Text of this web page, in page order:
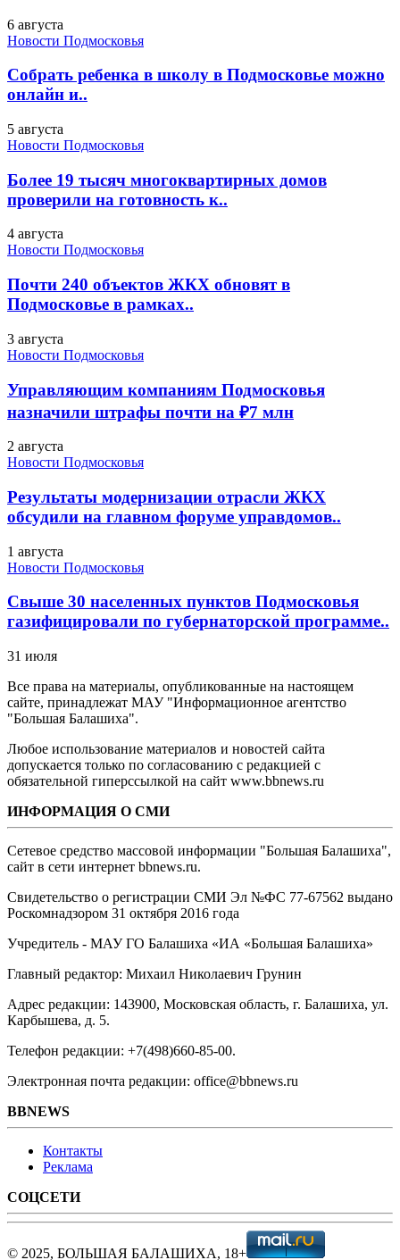
6 августа
Новости Подмосковья
Собрать ребенка в школу в Подмосковье можно
онлайн и..
5 августа
Новости Подмосковья
Более 19 тысяч многоквартирных домов
проверили на готовность к..
4 августа
Новости Подмосковья
Почти 240 объектов ЖКХ обновят в
Подмосковье в рамках..
3 августа
Новости Подмосковья
Управляющим компаниям Подмосковья
назначили штрафы почти на ₽7 млн
2 августа
Новости Подмосковья
Результаты модернизации отрасли ЖКХ
обсудили на главном форуме управдомов..
1 августа
Новости Подмосковья
Свыше 30 населенных пунктов Подмосковья
газифицировали по губернаторской программе..
31 июля
Все права на материалы, опубликованные на настоящем
сайте, принадлежат МАУ "Информационное агентство
"Большая Балашиха".
Любое использование материалов и новостей сайта
допускается только по согласованию с редакцией с
обязательной гиперссылкой на сайт www.bbnews.ru
ИНФОРМАЦИЯ О СМИ
Сетевое средство массовой информации "Большая Балашиха",
сайт в сети интернет bbnews.ru.
Свидетельство о регистрации СМИ Эл №ФС ‎77-67562 выдано
Роскомнадзором 31 октября 2016 года
Учредитель - МАУ ГО Балашиха «ИА «Большая Балашиха»
Главный редактор: Михаил Николаевич Грунин
Адрес редакции: 143900, Московская область, г. Балашиха, ул.
Карбышева, д. 5.
Телефон редакции: +7(498)660-85-00.
Электронная почта редакции: office@bbnews.ru
BBNEWS
Контакты
Реклама
СОЦСЕТИ
© 2025, БОЛЬШАЯ БАЛАШИХА, 18+